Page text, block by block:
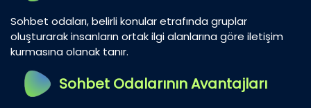
Sohbet odaları, belirli konular etrafında gruplar
oluşturarak insanların ortak ilgi alanlarına göre iletişim
kurmasına olanak tanır.
Sohbet Odalarının Avantajları